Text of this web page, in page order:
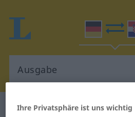
Deutsch-Kroatisch Wörterbuch
Ihre Privatsphäre ist uns wichtig